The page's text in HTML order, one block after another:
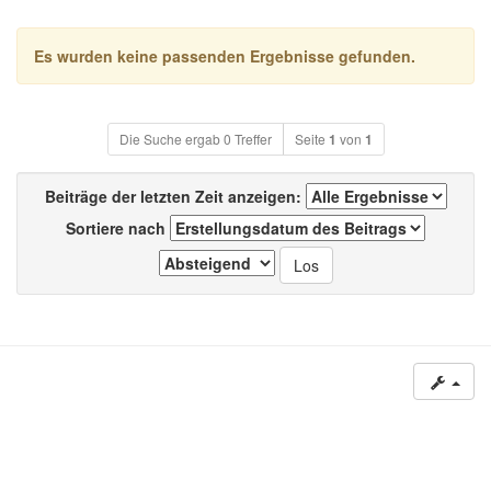
Es wurden keine passenden Ergebnisse gefunden.
Die Suche ergab 0 Treffer Seite 1 von 1
Beiträge der letzten Zeit anzeigen:
Sortiere nach